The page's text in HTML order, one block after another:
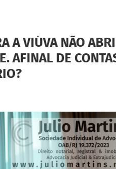
INVENTÁRIO
E
RISCO
AO
PATRIMÔNIO:
PROTEGER
A
HERANÇA?
A VIÚVA NÃO
AFINAL DE